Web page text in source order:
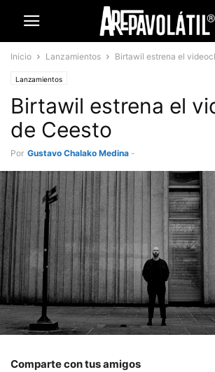
Inicio Lanzamientos Birtawil estrena el
Lanzamientos
Birtawil estrena el
de Ceesto
Por Gustavo Chalako Medina -
Comparte con tus amigos